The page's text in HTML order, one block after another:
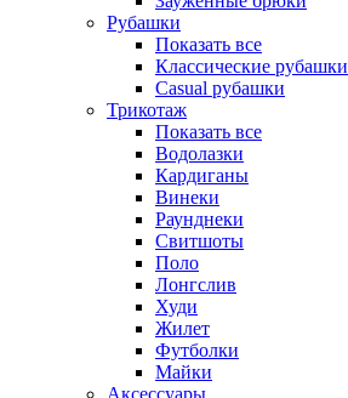
Рубашки
Показать все
Классические рубашки
Casual рубашки
Трикотаж
Показать все
Водолазки
Кардиганы
Винеки
Раунднеки
Свитшоты
Поло
Лонгслив
Худи
Жилет
Футболки
Майки
Аксессуары